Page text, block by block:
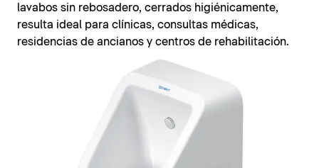
lavabos sin rebosadero, cerrados higiénicamente,
resulta ideal para clínicas, consultas médicas,
residencias de ancianos y centros de rehabilitación.